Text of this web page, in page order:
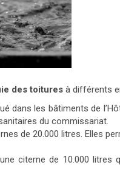
des toitures à différents
dans les bâtiments de
du commissariat.
de 20.000 litres. Elles
citerne de 10.000 litres